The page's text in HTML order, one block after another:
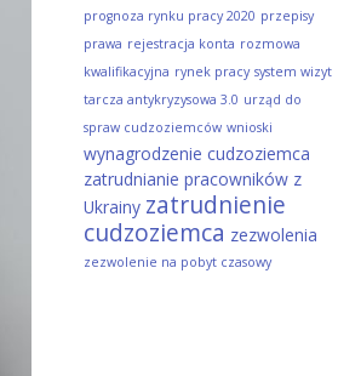
prognoza rynku pracy 2020 przepisy
prawa rejestracja konta rozmowa
kwalifikacyjna rynek pracy system wizyt
tarcza antykryzysowa 3.0 urząd do
spraw cudzoziemców wnioski
wynagrodzenie cudzoziemca
zatrudnianie pracowników z
Ukrainy zatrudnienie
cudzoziemca zezwolenia
zezwolenie na pobyt czasowy